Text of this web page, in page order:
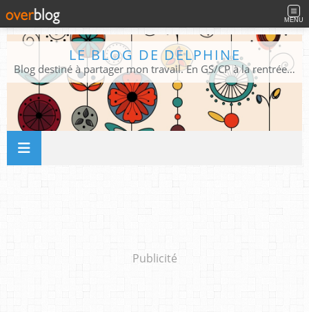
MENU
LE BLOG DE DELPHINE
Blog destiné à partager mon travail. En GS/CP à la rentrée 2026/2027 !
Publicité